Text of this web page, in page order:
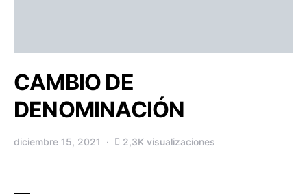
CAMBIO DE
DENOMINACIÓN
diciembre 15, 2021 2,3K visualizaciones